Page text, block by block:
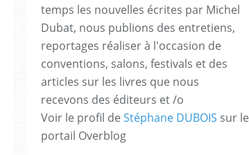
temps les nouvelles écrites par Michel
Dubat, nous publions des entretiens,
reportages réaliser à l'occasion de
conventions, salons, festivals et des
articles sur les livres que nous
recevons des éditeurs et /o
Voir le profil de Stéphane DUBOIS sur le
portail Overblog